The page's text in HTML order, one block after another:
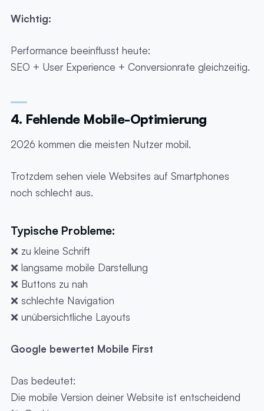
Wichtig:
Performance beeinflusst heute:
SEO + User Experience + Conversionrate gleichzeitig.
4. Fehlende Mobile-Optimierung
2026 kommen die meisten Nutzer mobil.
Trotzdem sehen viele Websites auf Smartphones
noch schlecht aus.
Typische Probleme:
❌ zu kleine Schrift
❌ langsame mobile Darstellung
❌ Buttons zu nah
❌ schlechte Navigation
❌ unübersichtliche Layouts
Google bewertet Mobile First
Das bedeutet:
Die mobile Version deiner Website ist entscheidend